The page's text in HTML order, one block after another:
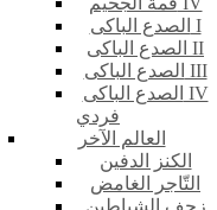
الصدع الباكى I
الصدع الباكى II
الصدع الباكى III
الصدع الباكى IV
فردي
العالم الآخر
الكنز الدفين
التّاجر الغامض